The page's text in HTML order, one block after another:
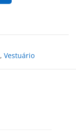
, Vestuário